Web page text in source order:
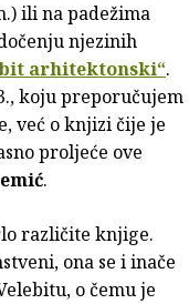
ili na padežima
njezinih
arhitektonski“.
koju preporučujem
već o knjizi čije je
proljeće ove
.
različite knjige.
ona se i inače
o čemu je